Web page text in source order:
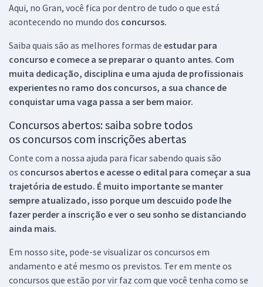
Aqui, no Gran, você fica por dentro de tudo o que está
acontecendo no mundo dos concursos.
Saiba quais são as melhores formas de estudar para
concurso e comece a se preparar o quanto antes. Com
muita dedicação, disciplina e uma ajuda de profissionais
experientes no ramo dos concursos, a sua chance de
conquistar uma vaga passa a ser bem maior.
Concursos abertos: saiba sobre todos
os concursos com inscrições abertas
Conte com a nossa ajuda para ficar sabendo quais são
os concursos abertos e acesse o edital para começar a sua
trajetória de estudo. É muito importante se manter
sempre atualizado, isso porque um descuido pode lhe
fazer perder a inscrição e ver o seu sonho se distanciando
ainda mais.
Em nosso site, pode-se visualizar os concursos em
andamento e até mesmo os previstos. Ter em mente os
concursos que estão por vir faz com que você tenha como se